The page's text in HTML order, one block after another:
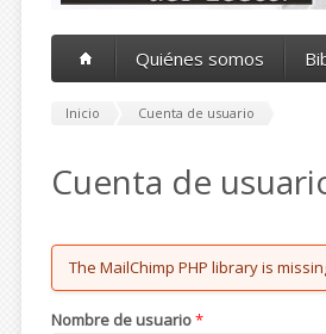
Quiénes somos
Inicio Cuenta de usuario
Cuenta de
Error message
The MailChimp PHP library is
Nombre de usuario*